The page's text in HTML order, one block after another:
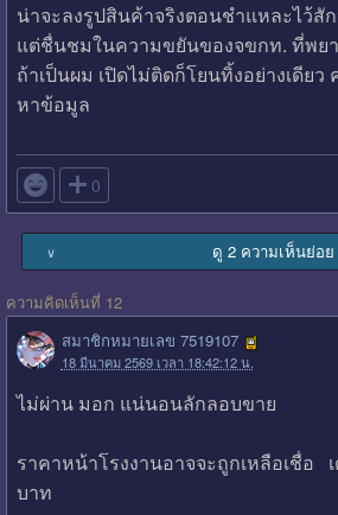
น่าจะลงรูปสินค้าจริงตอนชำแหละไว้สั
แต่ชื่นชมในความขยันของจขกท. ที่พย
ถ้าเป็นผม เปิดไม่ติดก็โยนทิ้งอย่างเดีย
หาข้อมูล
 0
∨ ดู 2 ความเห็นย่อย
ความคิดเห็นที่ 12
สมาชิกหมายเลข 7519107
18 มีนาคม 2569 เวลา 18:42:12 น.
ไม่ผ่าน มอก แน่นอนลักลอบขาย
ราคาหน้าโรงงานอาจจะถูกเหลือเชื่อ
บาท